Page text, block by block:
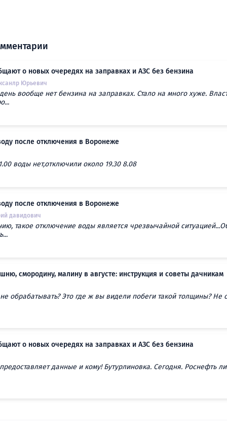
о новых очередях на заправках и АЗС без бензина
Юрьевич
вообще нет бензина на заправках. Стало на много хуже.
после отключения в Воронеже
воды нет,отключили около 19.30 8.08
после отключения в Воронеже
давидович
такое отключение воды является чрезвычайной
смородину, малину в августе: инструкция и советы дачникам
обрабатывать? Это где ж вы видели побеги такой толщины? Не
о новых очередях на заправках и АЗС без бензина
данные и кому! Бутурлиновка. Сегодня. Роснефть